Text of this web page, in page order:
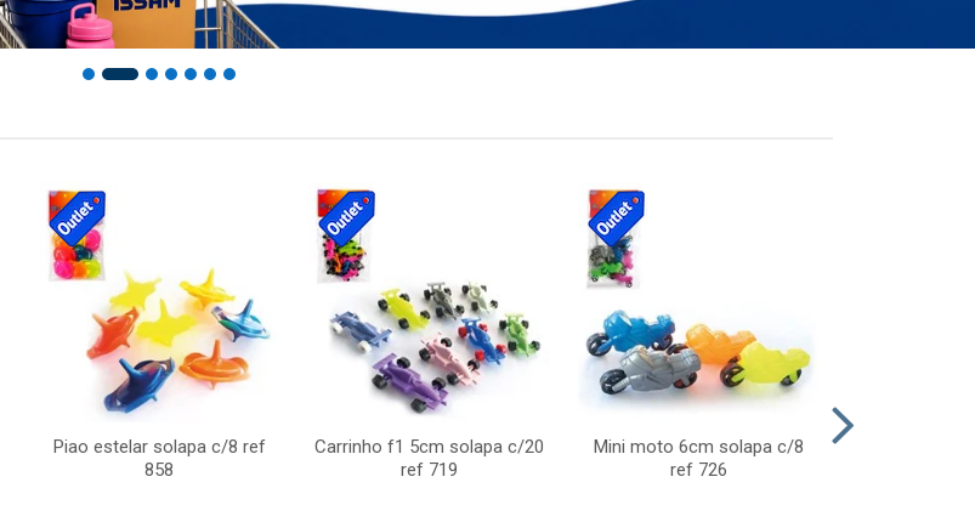
Piao estelar solapa c/8 ref
858
Carrinho f1 5cm solapa c/20
ref 719
Mini moto 6cm solapa c/8
ref 726